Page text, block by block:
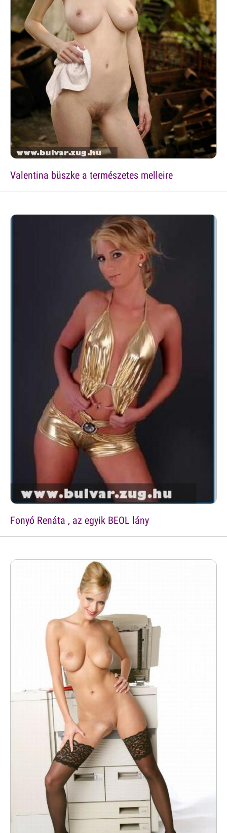
Valentina büszke a természetes melleire
Fonyó Renáta , az egyik BEOL lány